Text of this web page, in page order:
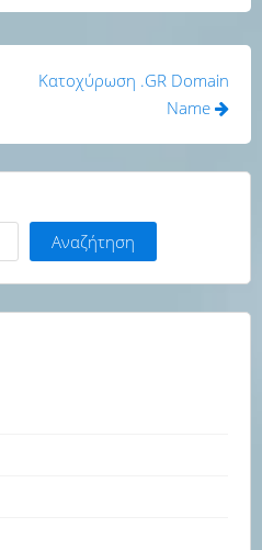
Κατοχύρωση .GR Domain
Name
Αναζήτηση